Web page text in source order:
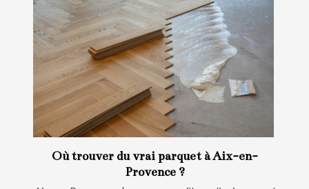
Où trouver du vrai parquet à Aix-en-
Provence ?